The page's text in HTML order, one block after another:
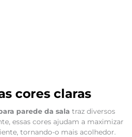
cores claras
parede da sala traz diversos
essas cores ajudam a maximizar
tornando-o mais acolhedor.